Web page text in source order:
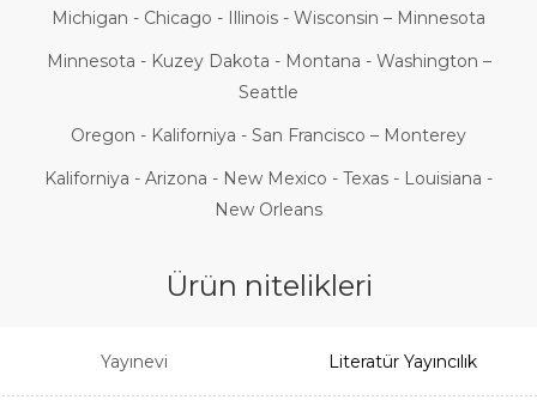
Michigan - Chicago - Illinois - Wisconsin – Minnesota
Minnesota - Kuzey Dakota - Montana - Washington –
Seattle
Oregon - Kaliforniya - San Francisco – Monterey
Kaliforniya - Arizona - New Mexico - Texas - Louisiana -
New Orleans
Ürün nitelikleri
Yayınevi Literatür Yayıncılık